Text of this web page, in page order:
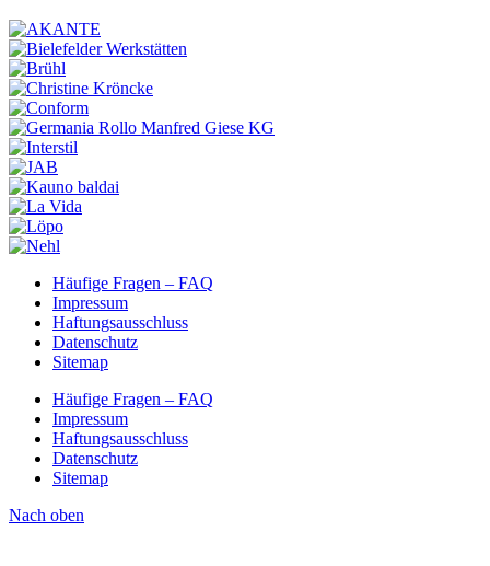
Häufige Fragen – FAQ
Impressum
Haftungsausschluss
Datenschutz
Sitemap
Häufige Fragen – FAQ
Impressum
Haftungsausschluss
Datenschutz
Sitemap
Nach oben